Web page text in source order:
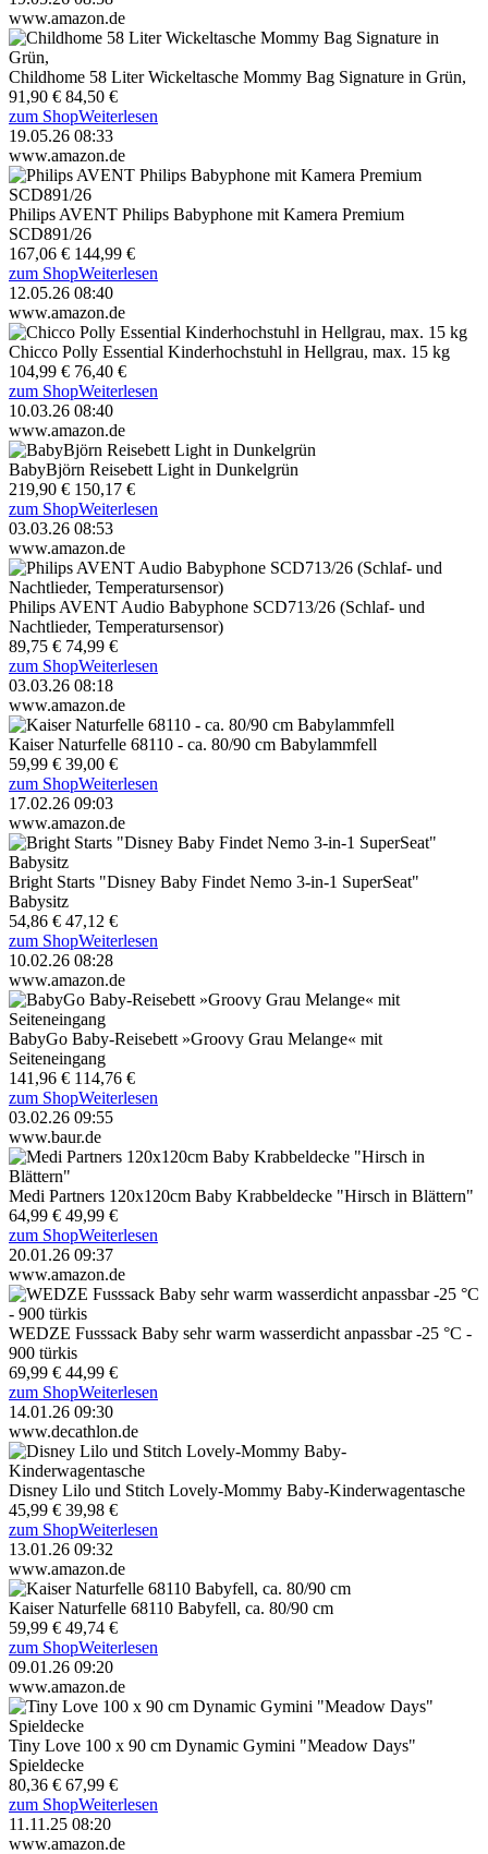
www.amazon.de
Childhome 58 Liter Wickeltasche Mommy Bag Signature in Grün,
91,90 € 84,50 €
zum ShopWeiterlesen
19.05.26 08:33
www.amazon.de
Philips AVENT Philips Babyphone mit Kamera Premium
SCD891/26
167,06 € 144,99 €
zum ShopWeiterlesen
12.05.26 08:40
www.amazon.de
Chicco Polly Essential Kinderhochstuhl in Hellgrau, max. 15 kg
104,99 € 76,40 €
zum ShopWeiterlesen
10.03.26 08:40
www.amazon.de
BabyBjörn Reisebett Light in Dunkelgrün
219,90 € 150,17 €
zum ShopWeiterlesen
03.03.26 08:53
www.amazon.de
Philips AVENT Audio Babyphone SCD713/26 (Schlaf- und
Nachtlieder, Temperatursensor)
89,75 € 74,99 €
zum ShopWeiterlesen
03.03.26 08:18
www.amazon.de
Kaiser Naturfelle 68110 - ca. 80/90 cm Babylammfell
59,99 € 39,00 €
zum ShopWeiterlesen
17.02.26 09:03
www.amazon.de
Bright Starts "Disney Baby Findet Nemo 3-in-1 SuperSeat"
Babysitz
54,86 € 47,12 €
zum ShopWeiterlesen
10.02.26 08:28
www.amazon.de
BabyGo Baby-Reisebett »Groovy Grau Melange« mit
Seiteneingang
141,96 € 114,76 €
zum ShopWeiterlesen
03.02.26 09:55
www.baur.de
Medi Partners 120x120cm Baby Krabbeldecke "Hirsch in Blättern"
64,99 € 49,99 €
zum ShopWeiterlesen
20.01.26 09:37
www.amazon.de
WEDZE Fusssack Baby sehr warm wasserdicht anpassbar -25 °C -
900 türkis
69,99 € 44,99 €
zum ShopWeiterlesen
14.01.26 09:30
www.decathlon.de
Disney Lilo und Stitch Lovely-Mommy Baby-Kinderwagentasche
45,99 € 39,98 €
zum ShopWeiterlesen
13.01.26 09:32
www.amazon.de
Kaiser Naturfelle 68110 Babyfell, ca. 80/90 cm
59,99 € 49,74 €
zum ShopWeiterlesen
09.01.26 09:20
www.amazon.de
Tiny Love 100 x 90 cm Dynamic Gymini "Meadow Days"
Spieldecke
80,36 € 67,99 €
zum ShopWeiterlesen
11.11.25 08:20
www.amazon.de